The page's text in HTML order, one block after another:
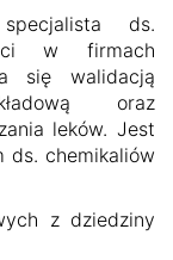
ds.
w firmach
się walidacją
oraz
leków. Jest
ds. chemikaliów
z dziedziny